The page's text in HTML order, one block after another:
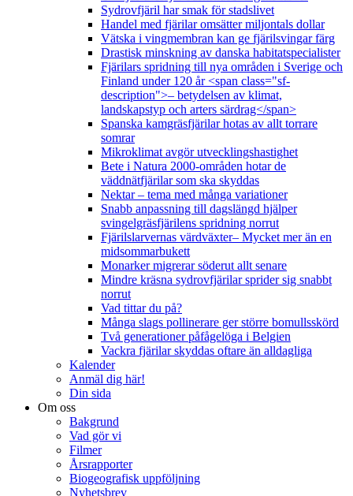
Sydrovfjäril har smak för stadslivet
Handel med fjärilar omsätter miljontals dollar
Vätska i vingmembran kan ge fjärilsvingar färg
Drastisk minskning av danska habitatspecialister
Fjärilars spridning till nya områden i Sverige och
Finland under 120 år <span class="sf-
description">– betydelsen av klimat,
landskapstyp och arters särdrag</span>
Spanska kamgräsfjärilar hotas av allt torrare
somrar
Mikroklimat avgör utvecklingshastighet
Bete i Natura 2000-områden hotar de
väddnätfjärilar som ska skyddas
Nektar – tema med många variationer
Snabb anpassning till dagslängd hjälper
svingelgräsfjärilens spridning norrut
Fjärilslarvernas värdväxter– Mycket mer än en
midsommarbukett
Monarker migrerar söderut allt senare
Mindre kräsna sydrovfjärilar sprider sig snabbt
norrut
Vad tittar du på?
Många slags pollinerare ger större bomullsskörd
Två generationer påfågelöga i Belgien
Vackra fjärilar skyddas oftare än alldagliga
Kalender
Anmäl dig här!
Din sida
Om oss
Bakgrund
Vad gör vi
Filmer
Årsrapporter
Biogeografisk uppföljning
Nyhetsbrev